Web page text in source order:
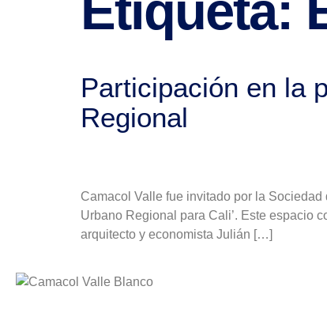
Participación en la
Regional
Camacol Valle fue invitado por la
Urbano Regional para Cali’. Este espacio
arquitecto y economista Julián […]